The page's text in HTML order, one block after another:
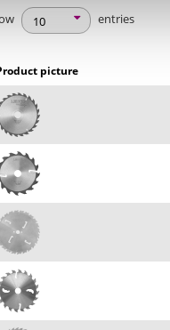
entries
picture